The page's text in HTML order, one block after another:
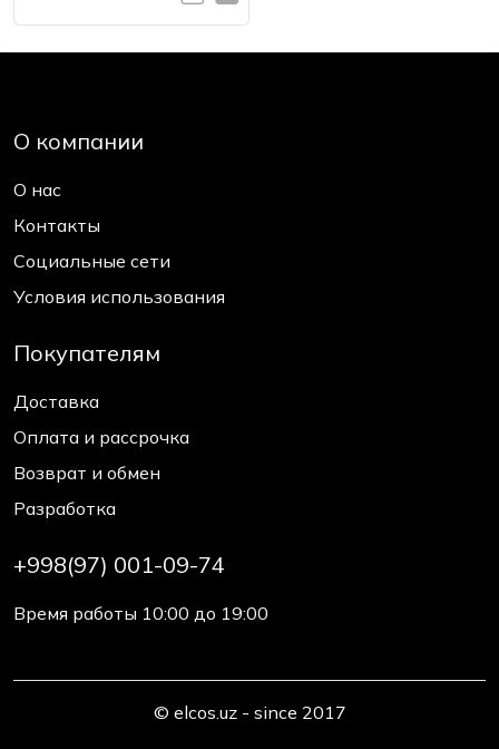
О компании
О нас
Контакты
Социальные сети
Условия использования
Покупателям
Доставка
Оплата и рассрочка
Возврат и обмен
Разработка
+998(97) 001-09-74
Время работы 10:00 до 19:00
© elcos.uz - since 2017